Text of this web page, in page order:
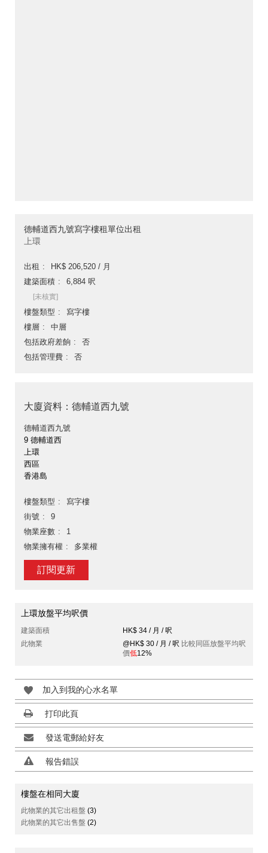
德輔道西九號寫字樓租單位出租
上環
出租
HK$ 206,520 / 月
建築面積
6,884 呎
[未核實]
樓盤類型
寫字樓
樓層
中層
包括政府差餉
否
包括管理費
否
大廈資料：德輔道西九號
德輔道西九號
9 德輔道西
上環
西區
香港島
樓盤類型
寫字樓
街號
9
物業座數
1
物業擁有權
多業權
訂閱更新
上環放盤平均呎價
建築面積
HK$ 34 / 月 / 呎
此物業
@HK$ 30 / 月 / 呎 比較同區放盤平均呎
價低12%
加入到我的心水名單
打印此頁
發送電郵給好友
報告錯誤
樓盤在相同大廈
此物業的其它出租盤 (3)
此物業的其它出售盤 (2)